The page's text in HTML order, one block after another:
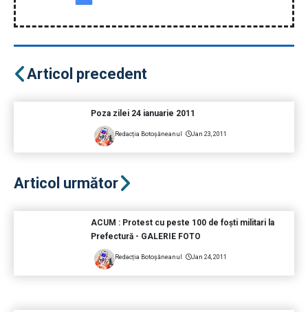
Articol precedent
Poza zilei 24 ianuarie 2011
Redacția Botoșăneanul Jan 23, 2011
Articol următor
ACUM : Protest cu peste 100 de foşti militari la
Prefectură - GALERIE FOTO
Redacția Botoșăneanul Jan 24, 2011